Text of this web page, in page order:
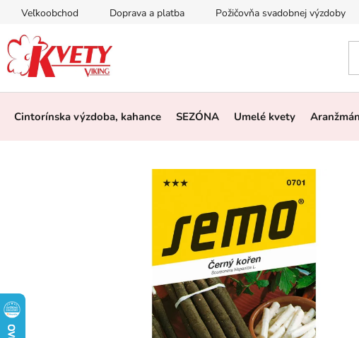
Prejsť
obsah
Veľkoobchod Doprava a platba Požičovňa svadobnej výzdoby
Cintorínska výzdoba, kahance SEZÓNA Umelé kvety